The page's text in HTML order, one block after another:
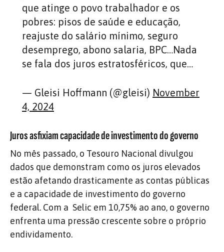
que atinge o povo trabalhador e os
pobres: pisos de saúde e educação,
reajuste do salário mínimo, seguro
desemprego, abono salaria, BPC…Nada
se fala dos juros estratosféricos, que…
— Gleisi Hoffmann (@gleisi) November
4, 2024
Juros asfixiam capacidade de investimento do governo
No mês passado, o Tesouro Nacional divulgou
dados que demonstram como os juros elevados
estão afetando drasticamente as contas públicas
e a capacidade de investimento do governo
federal. Com a Selic em 10,75% ao ano, o governo
enfrenta uma pressão crescente sobre o próprio
endividamento.